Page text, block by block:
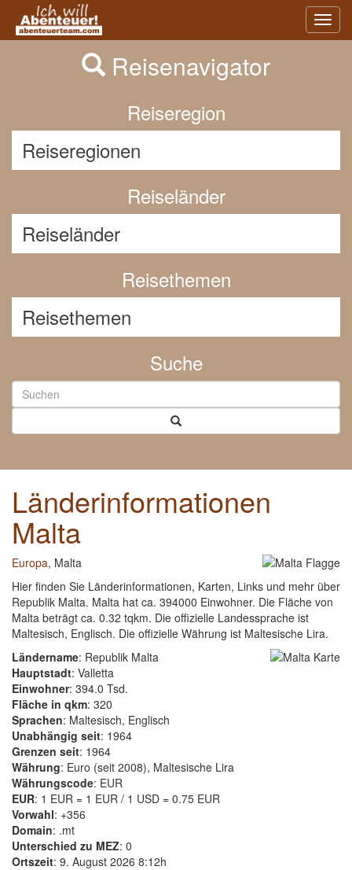
Previous
Reisenavigator
Reiseregion
Reiseländer
Reisethemen
Suche
Länderinformationen
Malta
Europa, Malta
Hier finden Sie Länderinformationen, Karten, Links und mehr über
Republik Malta. Malta hat ca. 394000 Einwohner. Die Fläche von
Malta beträgt ca. 0.32 tqkm. Die offizielle Landessprache ist
Maltesisch, Englisch. Die offizielle Währung ist Maltesische Lira.
Ländername: Republik Malta
Hauptstadt: Valletta
Einwohner: 394.0 Tsd.
Fläche in qkm: 320
Sprachen: Maltesisch, Englisch
Unabhängig seit: 1964
Grenzen seit: 1964
Währung: Euro (seit 2008), Maltesische Lira
Währungscode: EUR
EUR: 1 EUR = 1 EUR / 1 USD = 0.75 EUR
Vorwahl: +356
Domain: .mt
Unterschied zu MEZ: 0
Ortszeit: 9. August 2026 8:12h